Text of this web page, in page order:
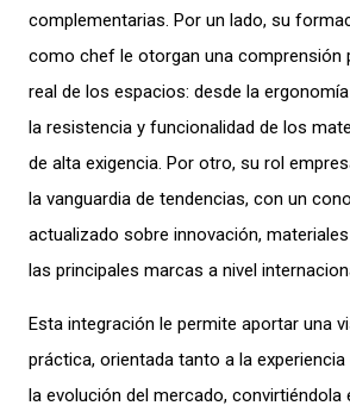
complementarias. Por un lado, su
como chef le otorgan una comprensión
real de los espacios: desde la
la resistencia y funcionalidad de los
de alta exigencia. Por otro, su rol
la vanguardia de tendencias, con un
actualizado sobre innovación,
las principales marcas a nivel
Esta integración le permite aportar una
práctica, orientada tanto a la
la evolución del mercado, convirtiéndola